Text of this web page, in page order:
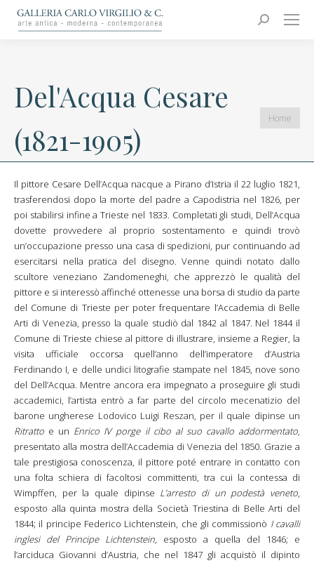
Search:
Carlo Virgilio & C.
Arte moderna e contemporanea
Del'Acqua Cesare
(1821-1905)
You are
here:
Home
Il pittore Cesare Dell’Acqua nacque a Pirano d’Istria il 22 luglio 1821,
trasferendosi dopo la morte del padre a Capodistria nel 1826, per
poi stabilirsi infine a Trieste nel 1833. Completati gli studi, Dell’Acqua
dovette provvedere al proprio sostentamento e quindi trovò
un’occupazione presso una casa di spedizioni, pur continuando ad
esercitarsi nella pratica del disegno. Venne quindi notato dallo
scultore veneziano Zandomeneghi, che apprezzò le qualità del
pittore e si interessò affinché ottenesse una borsa di studio da parte
del Comune di Trieste per poter frequentare l’Accademia di Belle
Arti di Venezia, presso la quale studiò dal 1842 al 1847. Nel 1844 il
Comune di Trieste chiese al pittore di illustrare, insieme a Regier, la
visita ufficiale occorsa quell’anno dell’imperatore d’Austria
Ferdinando I, e delle undici litografie stampate nel 1845, nove sono
del Dell’Acqua. Mentre ancora era impegnato a proseguire gli studi
accademici, l’artista entrò a far parte del circolo mecenatizio del
barone ungherese Lodovico Luigi Reszan, per il quale dipinse un
Ritratto e un Enrico IV porge il cibo al suo cavallo addormentato,
presentato alla mostra dell’Accademia di Venezia del 1850. Grazie a
tale prestigiosa conoscenza, il pittore poté entrare in contatto con
una folta schiera di facoltosi committenti, tra cui la contessa di
Wimpffen, per la quale dipinse L’arresto di un podestà veneto,
esposto alla quinta mostra della Società Triestina di Belle Arti del
1844; il principe Federico Lichtenstein, che gli commissionò I cavalli
inglesi del Principe Lichtenstein, esposto a quella del 1846; e
l’arciduca Giovanni d’Austria, che nel 1847 gli acquistò il dipinto